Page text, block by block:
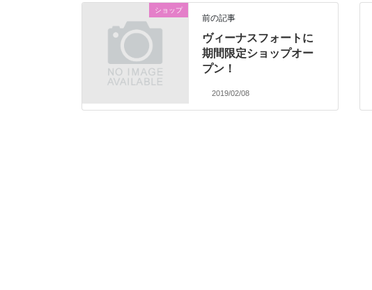
ショップ
前の記事
ヴィーナスフォートに
期間限定ショップオー
プン！
2019/02/08